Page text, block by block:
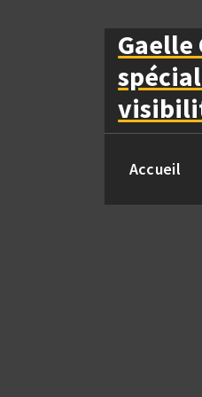
Gaelle
Accueil